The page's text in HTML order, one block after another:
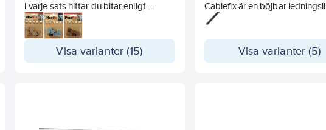
I varje sats hittar du bitar enligt
skissen.
Visa varianter (15)
Cablefix är en böjbar
gör att den går att använda på
fastsättning av ledningar på
Visa varianter (5)